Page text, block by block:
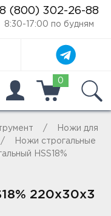
8 (800) 302-26-88
8:30-17:00 по будням
0
Ножи для
Ножи строгальные
HSS18%
220x30x3